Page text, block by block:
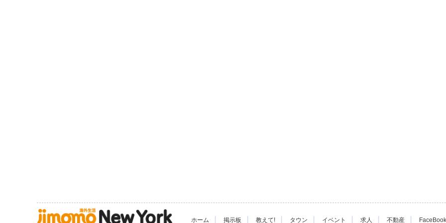
ホーム | 掲示板 | 教えて! | タウン | イベント | 求人 | 不動産 |